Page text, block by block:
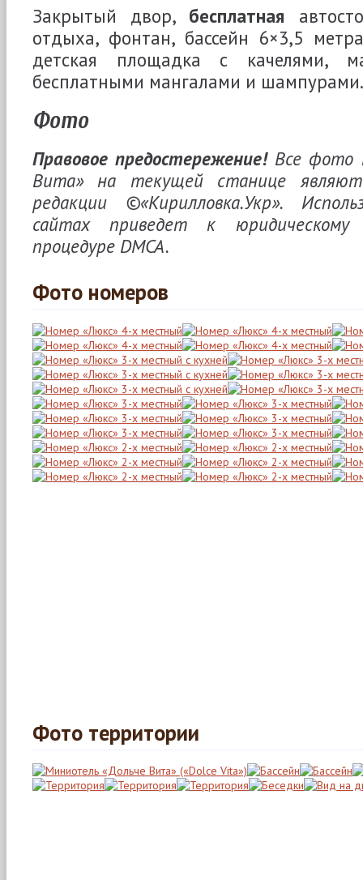
Закрытый двор, бесплатная
отдыха, фонтан, бассейн 6×3,5
детская площадка с качелями,
бесплатными мангалами и шампурами.
Фото
Правовое предостережение!Все фото
Вита» на текущей станице
редакции ©«Кирилловка.Укр».
сайтах приведет к юридическому
процедуре DMCA.
Фото номеров
Фото территории